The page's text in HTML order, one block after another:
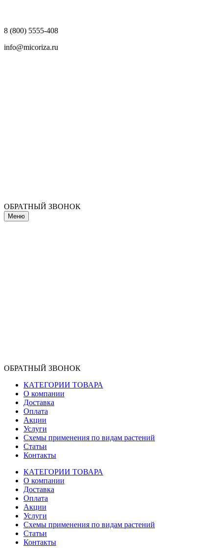
8 (800) 5555-408
info@micoriza.ru
ОБРАТНЫЙ ЗВОНОК
Меню
ОБРАТНЫЙ ЗВОНОК
КАТЕГОРИИ ТОВАРА
О компании
Доставка
Оплата
Акции
Услуги
Схемы применения по видам растений
Статьи
Контакты
КАТЕГОРИИ ТОВАРА
О компании
Доставка
Оплата
Акции
Услуги
Схемы применения по видам растений
Статьи
Контакты